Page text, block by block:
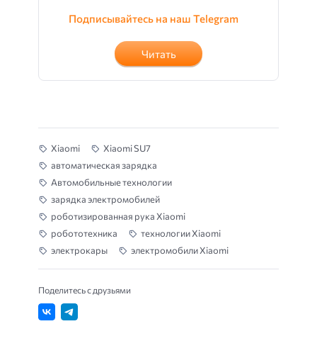
Подписывайтесь на наш Telegram
Читать
Xiaomi
Xiaomi SU7
автоматическая зарядка
Автомобильные технологии
зарядка электромобилей
роботизированная рука Xiaomi
робототехника
технологии Xiaomi
электрокары
электромобили Xiaomi
Поделитесь с друзьями